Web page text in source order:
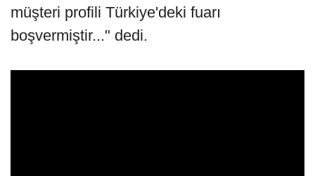
müşteri profili Türkiye'deki fuarı
boşvermiştir..." dedi.